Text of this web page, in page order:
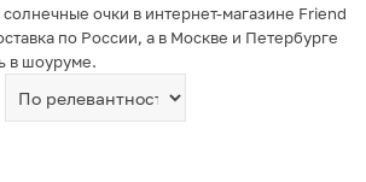
очки в интернет-магазине Friend
по России, а в Москве и Петербурге
в шоуруме.